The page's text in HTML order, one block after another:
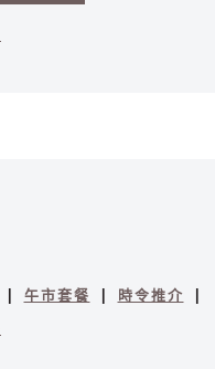
午市套餐 時令推介